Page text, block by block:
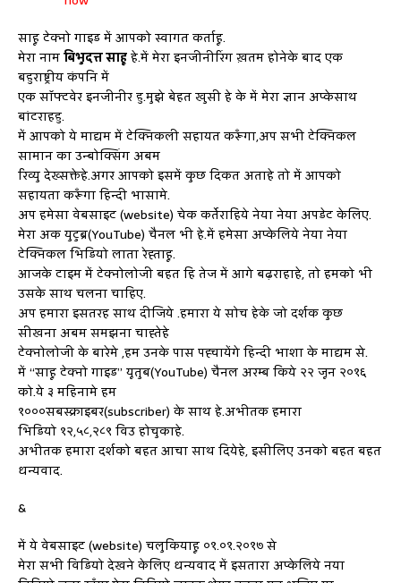
साहू टेक्नो गाइड में आपको स्वागत कर्ताहू.
मेरा नामबिभुदत्त साहूहे.में मेरा इनजीनीरिंग ख़तम होनेके बाद एक
बहुराष्ट्रीय कंपनि में
एक सॉफ्टवेर इनजीनीर हु.मुझे बेहत खुसी हे के में मेरा ज्ञान अप्केसाथ
बांटराहहु.
में आपको ये माद्यम में टेक्निकली सहायत करूँगा,अप सभी टेक्निकल
सामान का उन्बोक्सिंग अबम
रिव्यु देख्सक्तेहे.अगर आपको इसमें कुछ दिकत अताहे तो में आपको
सहायता करूँगा हिन्दी भासामे.
अप हमेसा वेबसाइट (website) चेक कर्तेराहिये नेया नेया अपडेट केलिए.
मेरा अक युटुब्र(YouTube) चैनल भी हे.में हमेसा अप्केलिये नेया नेया
टेक्निकल भिडियो लाता रेह्ताहू.
आजके टाइम में टेक्नोलोजी बहत हि तेज में आगे बढ़राहाहे, तो हमको भी
उसके साथ चलना चाहिए.
अप हमारा इसतरह साथ दीजिये .हमारा ये सोच हेके जो दर्शक कुछ
सीखना अबम समझना चाह्तेहे
टेक्नोलोजी के बारेमे ,हम उनके पास पह्चायेंगे हिन्दी भाशा के माद्यम से.
में “साहू टेक्नो गाइड” यूतुब(YouTube) चैनल अरम्ब किये २२ जून २०१६
को.ये ३ महिनामे हम
१०००सबस्क्राइबर(subscriber) के साथ हे.अभीतक हमारा
भिडियो १२,५८,२८९ विउ होचुकाहे.
अभीतक हमारा दर्शको बहत आचा साथ दियेहे, इसीलिए उनको बहत बहत
धन्यवाद.
&
में ये वेबसाइट (website) चलुकियाहू ०१.०१.२०१७ से
मेरा सभी विडियो देखने केलिए धन्यवाद में इसतारा अप्केलिये नया